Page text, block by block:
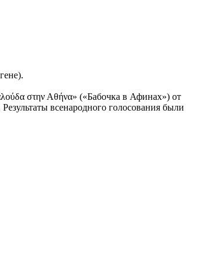
στην Αθήνα» («Бабочка в Афинах») от
всенародного голосования были